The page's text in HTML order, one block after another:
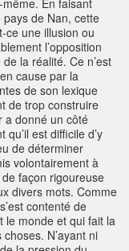
même. En faisant
pays de Nan, cette
ce une illusion ou
l’opposition
la réalité. Ce n’est
cause par la
de son lexique
de trop construire
a donné un côté
est difficile d’y
de déterminer
volontairement à
façon rigoureuse
divers mots. Comme
contenté de
le monde et qui fait la
N’ayant ni